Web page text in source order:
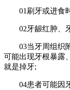
01刷牙或进食时
02牙龈红肿、牙
03当牙周组织附
可能出现牙根暴露
就是掉牙;
04患者可能因牙